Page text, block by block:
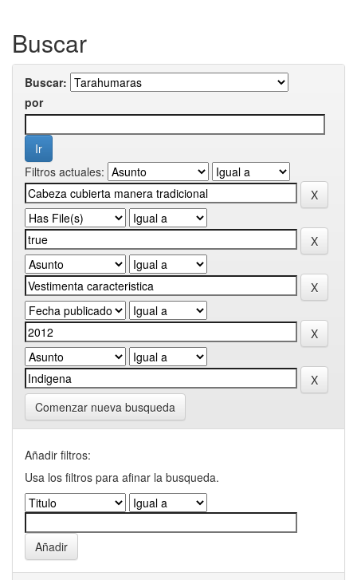
Buscar
Buscar:
por
Filtros actuales:
Comenzar nueva busqueda
Añadir filtros:
Usa los filtros para afinar la busqueda.